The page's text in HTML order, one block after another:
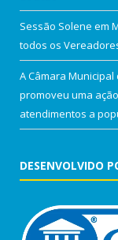
Sessão Solene em
todos os
A Câmara
promoveu uma
atendimentos a
DESENVOLVIDO